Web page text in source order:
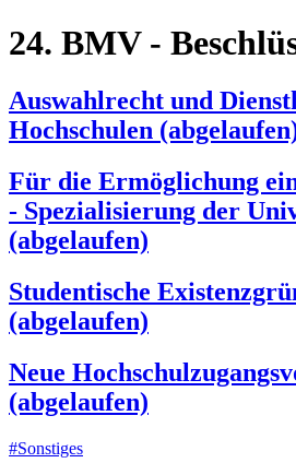
24. BMV -
Auswahlrecht und
Hochschulen
Für die Ermöglichung
- Spezialisierung der
(abgelaufen)
Studentische
(abgelaufen)
Neue
(abgelaufen)
#Sonstiges